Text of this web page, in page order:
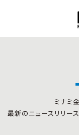
CSR情報
ミナミ
最新のニュースリリー